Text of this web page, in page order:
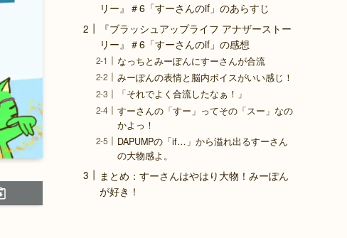
リー』＃6「すーさんのif」のあらすじ
『ブラッシュアップライフ アナザーストー
リー』＃6「すーさんのif」の感想
なっちとみーぽんにすーさんが合流
みーぽんの表情と脳内ボイスがいい感じ！
「それでよく合流したなぁ！」
すーさんの「すー」ってその「スー」なの
かよっ！
DAPUMPの「if…」から溢れ出るすーさん
の大物感よ。
まとめ：すーさんはやはり大物！みーぽん
が好き！